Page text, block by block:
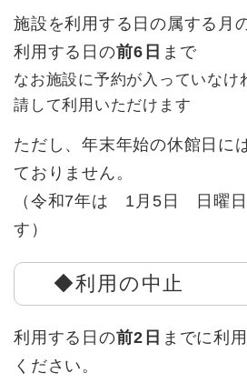
施設を利用する日の属する月
利用する日の前6日 まで
なお施設に予約が入っていなけ
請して利用いただけます
ただし、年末年始の休館日に
ておりません。
（令和7年は 1月5日 日曜
す）
◆利用の
利用する日の前2日 までに利
ください。